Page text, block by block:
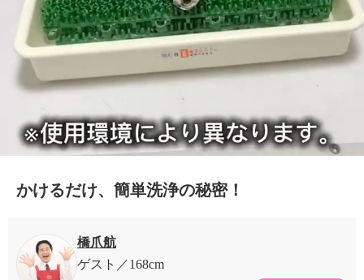
かけるだけ、簡単洗浄の秘密！
橋爪航
ゲスト
168cm